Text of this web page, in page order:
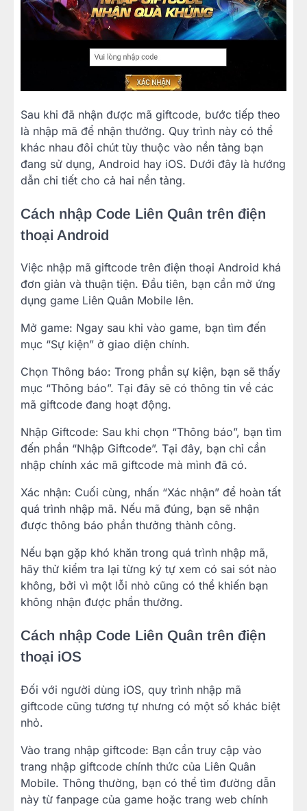
Sau khi đã nhận được mã giftcode, bước tiếp theo
là nhập mã để nhận thưởng. Quy trình này có thể
khác nhau đôi chút tùy thuộc vào nền tảng bạn
đang sử dụng, Android hay iOS. Dưới đây là hướng
dẫn chi tiết cho cả hai nền tảng.
Cách nhập Code Liên Quân trên điện
thoại Android
Việc nhập mã giftcode trên điện thoại Android khá
đơn giản và thuận tiện. Đầu tiên, bạn cần mở ứng
dụng game Liên Quân Mobile lên.
Mở game: Ngay sau khi vào game, bạn tìm đến
mục “Sự kiện” ở giao diện chính.
Chọn Thông báo: Trong phần sự kiện, bạn sẽ thấy
mục “Thông báo”. Tại đây sẽ có thông tin về các
mã giftcode đang hoạt động.
Nhập Giftcode: Sau khi chọn “Thông báo”, bạn tìm
đến phần “Nhập Giftcode”. Tại đây, bạn chỉ cần
nhập chính xác mã giftcode mà mình đã có.
Xác nhận: Cuối cùng, nhấn “Xác nhận” để hoàn tất
quá trình nhập mã. Nếu mã đúng, bạn sẽ nhận
được thông báo phần thưởng thành công.
Nếu bạn gặp khó khăn trong quá trình nhập mã,
hãy thử kiểm tra lại từng ký tự xem có sai sót nào
không, bởi vì một lỗi nhỏ cũng có thể khiến bạn
không nhận được phần thưởng.
Cách nhập Code Liên Quân trên điện
thoại iOS
Đối với người dùng iOS, quy trình nhập mã
giftcode cũng tương tự nhưng có một số khác biệt
nhỏ.
Vào trang nhập giftcode: Bạn cần truy cập vào
trang nhập giftcode chính thức của Liên Quân
Mobile. Thông thường, bạn có thể tìm đường dẫn
này từ fanpage của game hoặc trang web chính